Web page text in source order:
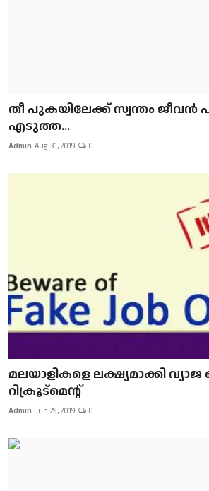
​​​​​​​തീ പുകയിലേക്ക് സ്വന്തം ജീവന്‍
എടുത്ത...
Admin Aug 31, 2019 0
മലയാളികളെ ലക്ഷ്യമാക്കി
റിക്രൂട്മെന്റ്
Admin Jun 29, 2019 0